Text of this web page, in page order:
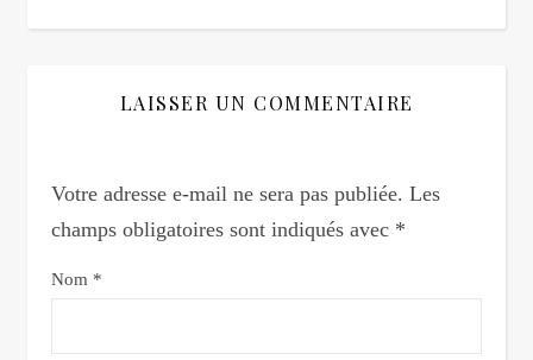
LAISSER UN COMMENTAIRE
Votre adresse e-mail ne sera pas publiée. Les
champs obligatoires sont indiqués avec *
Nom *